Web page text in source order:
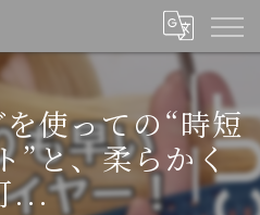
使っての“時短
”と、柔らかく
...